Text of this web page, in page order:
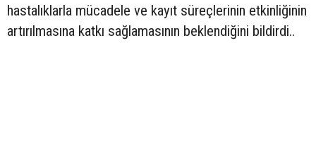
hastalıklarla mücadele ve kayıt süreçlerinin etkinliğinin
artırılmasına katkı sağlamasının beklendiğini bildirdi..